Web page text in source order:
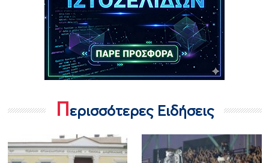
Περισσότερες Ειδήσεις